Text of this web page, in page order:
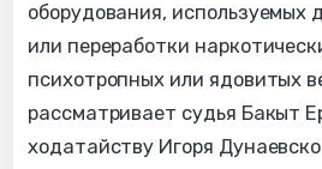
оборудования, используемых
или переработки
психотропных или ядовитых
рассматривает судья Бакыт
ходатайству Игоря